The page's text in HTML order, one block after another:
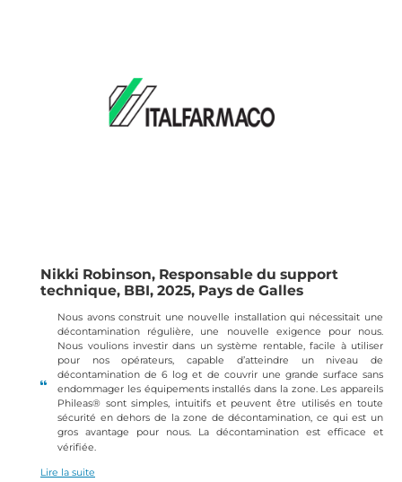
Nikki Robinson, Responsable du support
technique, BBI, 2025, Pays de Galles
Nous avons construit une nouvelle installation qui nécessitait une
décontamination régulière, une nouvelle exigence pour nous.
Nous voulions investir dans un système rentable, facile à utiliser
pour nos opérateurs, capable d’atteindre un niveau de
décontamination de 6 log et de couvrir une grande surface sans
endommager les équipements installés dans la zone. Les appareils
Phileas® sont simples, intuitifs et peuvent être utilisés en toute
sécurité en dehors de la zone de décontamination, ce qui est un
gros avantage pour nous. La décontamination est efficace et
vérifiée.
Lire la suite